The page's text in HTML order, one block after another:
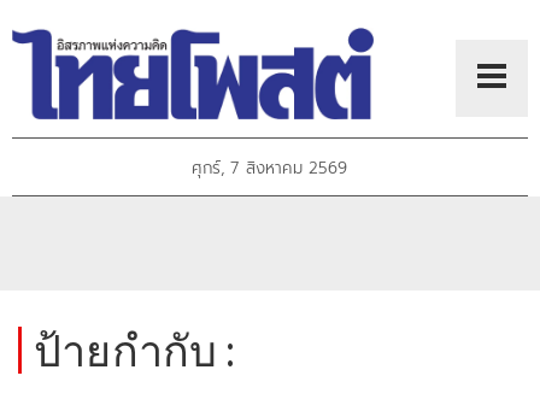
ศุกร์, 7 สิงหาคม 2569
ป้ายกำกับ :